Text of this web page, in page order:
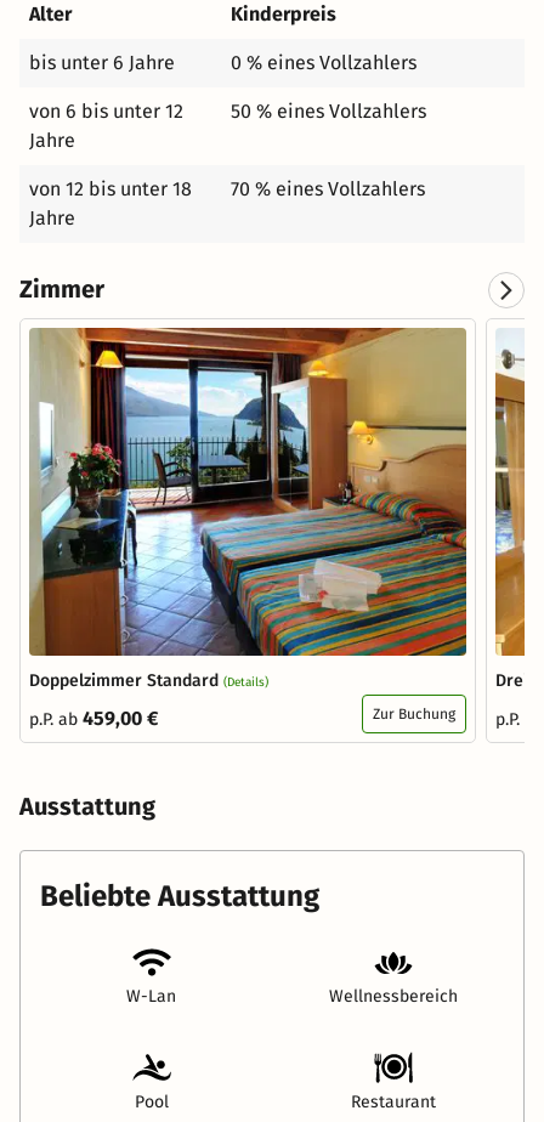
Alter
Kinderpreis
bis unter 6 Jahre 0 % eines Vollzahlers
von 6 bis unter 12
Jahre
50 % eines Vollzahlers
von 12 bis unter 18
Jahre
70 % eines Vollzahlers
Zimmer
Doppelzimmer Standard (Details)
p.P. ab 459,00 € Zur Buchung
p.P.
Ausstattung
Beliebte Ausstattung
W-Lan Wellnessbereich
Pool Restaurant